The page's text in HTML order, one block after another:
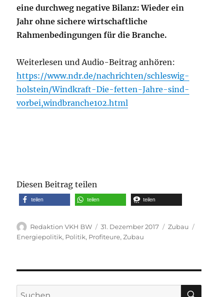
eine durchweg negative Bilanz: Wieder ein
Jahr ohne sichere wirtschaftliche
Rahmenbedingungen für die Branche.
Weiterlesen und Audio-Beitrag anhören:
https://www.ndr.de/nachrichten/schleswig-
holstein/Windkraft-Die-fetten-Jahre-sind-
vorbei,windbranche102.html
Diesen Beitrag teilen
teilen teilen teilen
Autor
Redaktion VKH BW
Veröffentlicht
am
31. Dezember 2017 Kategorien
Zubau
Energiepolitik, Politik, Profiteure,Zubau
Suche